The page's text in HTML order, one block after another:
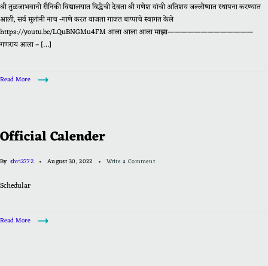
श्री तुळजाभवानी सैनिकी विद्यालयात विद्धेची देवता श्री गणेश यांची अतिशय जल्लोष्यात स्थापना करण्यात
आली, सर्व मुलांनी नाच -गाणे करत वाजता गाजत बाप्पाचे स्वागत केले
https://youtu.be/LQuBNGMu4FM आला आला आला माझा—————————————
गणराय आला – […]
Read More
Official Calender
By shri2772 August 30, 2022 Write a Comment
Schedular
Read More